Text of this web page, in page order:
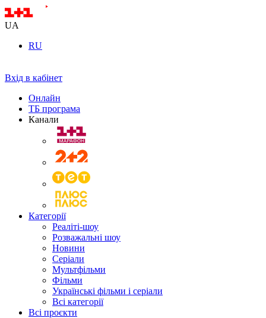
UA
RU
Вхід в кабінет
Онлайн
ТБ програма
Канали
Категорії
Реаліті-шоу
Розважальні шоу
Новини
Серіали
Мультфільми
Фільми
Українські фільми і серіали
Всі категорії
Всі проєкти